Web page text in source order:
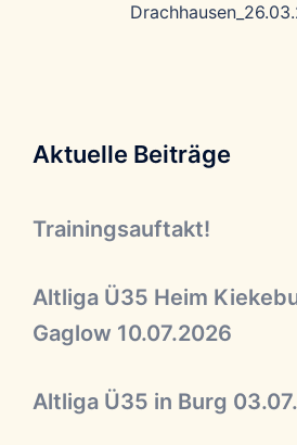
Aktuelle Beiträge
Trainingsauftakt!
Altliga Ü35 Heim
Gaglow 10.07.2026
Altliga Ü35 in Burg